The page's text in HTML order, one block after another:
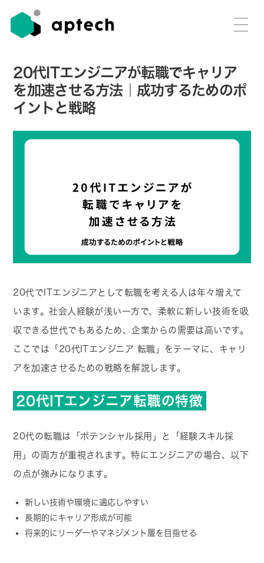
20代ITエンジニアが転職でキャリア
を加速させる方法｜成功するためのポ
イントと戦略
20代でITエンジニアとして転職を考える人は年々増えて
います。社会人経験が浅い一方で、柔軟に新しい技術を吸
収できる世代でもあるため、企業からの需要は高いです。
ここでは「20代ITエンジニア 転職」をテーマに、キャリ
アを加速させるための戦略を解説します。
20代ITエンジニア転職の特徴
20代の転職は「ポテンシャル採用」と「経験スキル採
用」の両方が重視されます。特にエンジニアの場合、以下
の点が強みになります。
新しい技術や環境に適応しやすい
長期的にキャリア形成が可能
将来的にリーダーやマネジメント層を目指せる